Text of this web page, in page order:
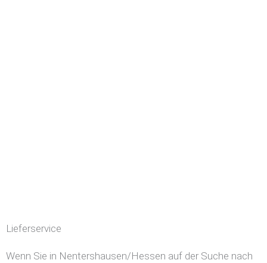
Lieferservice
Wenn Sie in Nentershausen/Hessen auf der Suche nach